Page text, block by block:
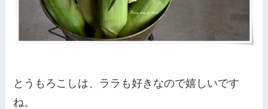
とうもろこしは、ララも好きなので嬉しいです
ね。